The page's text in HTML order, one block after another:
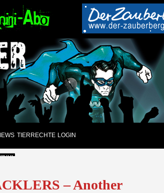
TIERRECHTE LOGIN
– Another